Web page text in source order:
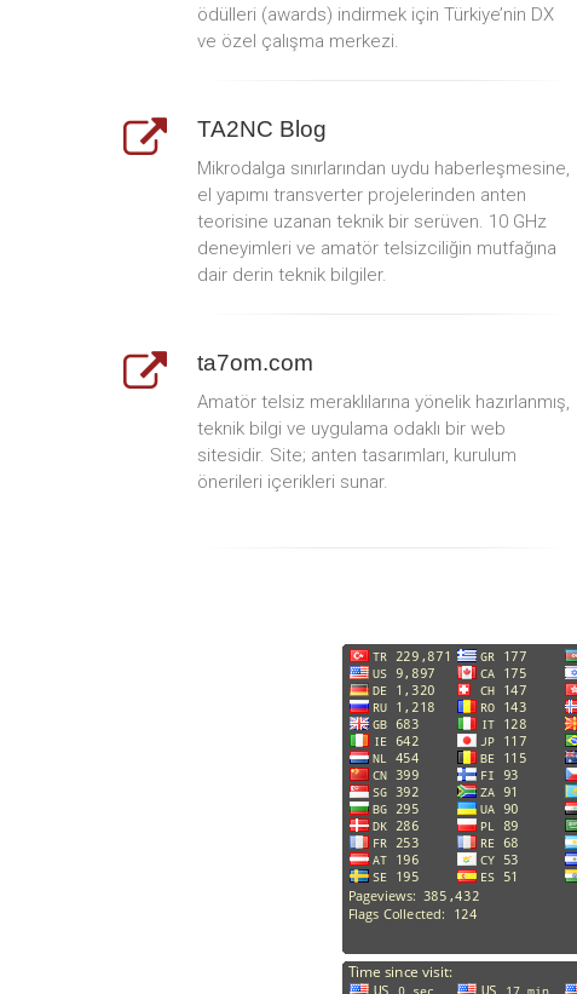
ödülleri (awards) indirmek için Türkiye’nin DX
ve özel çalışma merkezi.
TA2NC Blog
Mikrodalga sınırlarından uydu haberleşmesine,
el yapımı transverter projelerinden anten
teorisine uzanan teknik bir serüven. 10 GHz
deneyimleri ve amatör telsizciliğin mutfağına
dair derin teknik bilgiler.
ta7om.com
Amatör telsiz meraklılarına yönelik hazırlanmış,
teknik bilgi ve uygulama odaklı bir web
sitesidir. Site; anten tasarımları, kurulum
önerileri içerikleri sunar.